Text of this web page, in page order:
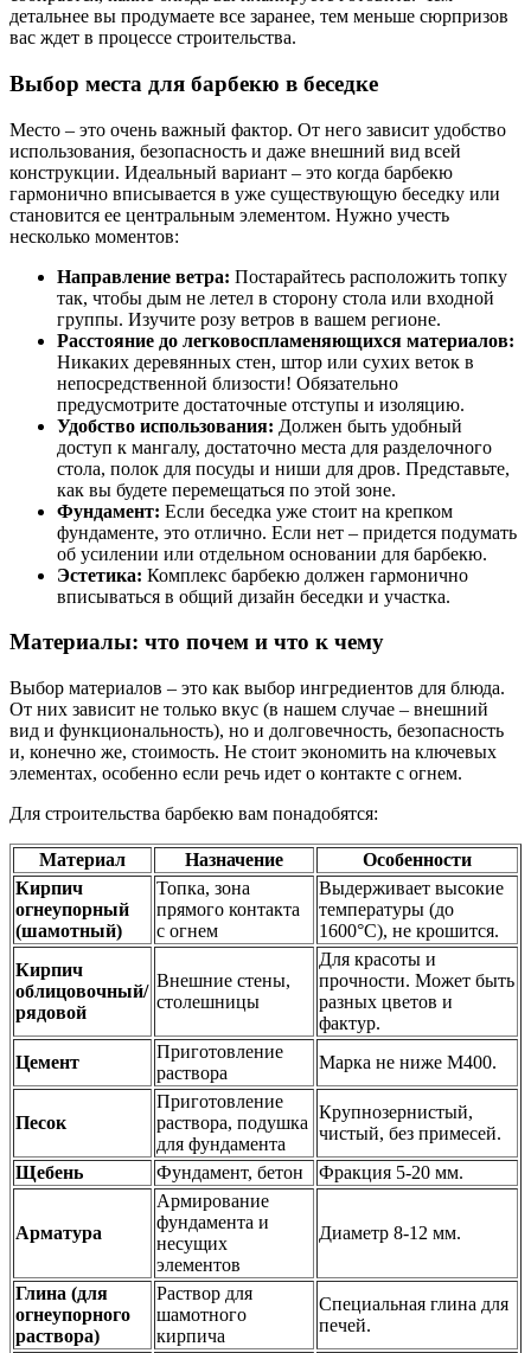
детальнее вы продумаете все заранее, тем меньше сюрпризов
вас ждет в процессе строительства.
Выбор места для барбекю в беседке
Место – это очень важный фактор. От него зависит удобство
использования, безопасность и даже внешний вид всей
конструкции. Идеальный вариант – это когда барбекю
гармонично вписывается в уже существующую беседку или
становится ее центральным элементом. Нужно учесть
несколько моментов:
Направление ветра: Постарайтесь расположить топку
так, чтобы дым не летел в сторону стола или входной
группы. Изучите розу ветров в вашем регионе.
Расстояние до легковоспламеняющихся материалов:
Никаких деревянных стен, штор или сухих веток в
непосредственной близости! Обязательно
предусмотрите достаточные отступы и изоляцию.
Удобство использования: Должен быть удобный
доступ к мангалу, достаточно места для разделочного
стола, полок для посуды и ниши для дров. Представьте,
как вы будете перемещаться по этой зоне.
Фундамент: Если беседка уже стоит на крепком
фундаменте, это отлично. Если нет – придется подумать
об усилении или отдельном основании для барбекю.
Эстетика: Комплекс барбекю должен гармонично
вписываться в общий дизайн беседки и участка.
Материалы: что почем и что к чему
Выбор материалов – это как выбор ингредиентов для блюда.
От них зависит не только вкус (в нашем случае – внешний
вид и функциональность), но и долговечность, безопасность
и, конечно же, стоимость. Не стоит экономить на ключевых
элементах, особенно если речь идет о контакте с огнем.
Для строительства барбекю вам понадобятся:
Материал Назначение
Особенности
Кирпич
огнеупорный
(шамотный)
Топка, зона
прямого контакта
с огнем
Выдерживает высокие
температуры (до
1600°C), не крошится.
Кирпич
облицовочный/
рядовой
Внешние стены,
столешницы
Для красоты и
прочности. Может быть
разных цветов и
фактур.
Цемент
Приготовление
раствора
Марка не ниже М400.
Песок
Приготовление
раствора, подушка
для фундамента
Крупнозернистый,
чистый, без примесей.
Щебень
Фундамент, бетон Фракция 5-20 мм.
Арматура
Армирование
фундамента и
несущих
элементов
Диаметр 8-12 мм.
Глина (для
огнеупорного
раствора)
Раствор для
шамотного
кирпича
Специальная глина для
печей.